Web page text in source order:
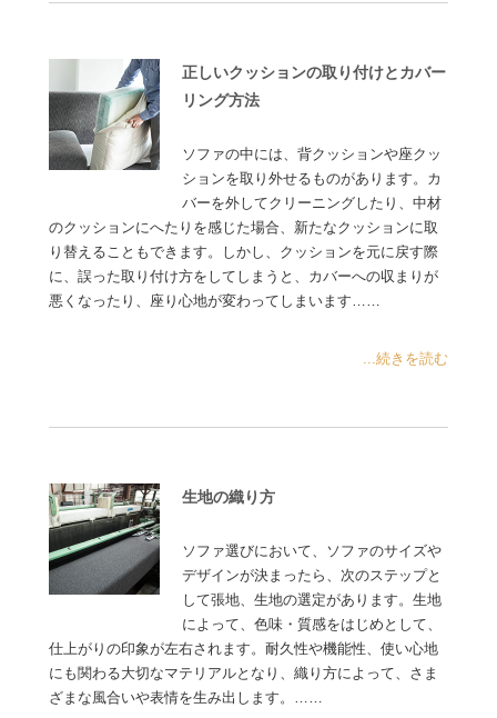
正しいクッションの取り付けとカバー
リング方法
ソファの中には、背クッションや座クッ
ションを取り外せるものがあります。カ
バーを外してクリーニングしたり、中材
のクッションにへたりを感じた場合、新たなクッションに取
り替えることもできます。しかし、クッションを元に戻す際
に、誤った取り付け方をしてしまうと、カバーへの収まりが
悪くなったり、座り心地が変わってしまいます……
...続きを読む
生地の織り方
ソファ選びにおいて、ソファのサイズや
デザインが決まったら、次のステップと
して張地、生地の選定があります。生地
によって、色味・質感をはじめとして、
仕上がりの印象が左右されます。耐久性や機能性、使い心地
にも関わる大切なマテリアルとなり、織り方によって、さま
ざまな風合いや表情を生み出します。……